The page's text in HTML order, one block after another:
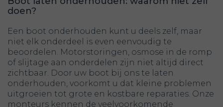
doen?
Een boot onderhouden kunt u deels zelf, maar
niet elk onderdeel is even eenvoudig te
beoordelen. Motorstoringen, osmose in de romp
of slijtage aan onderdelen zijn niet altijd direct
zichtbaar. Door uw boot bij ons te laten
onderhouden, voorkomt u dat kleine problemen
uitgroeien tot grote en kostbare reparaties. Onze
monteurs kennen de veelvoorkomende